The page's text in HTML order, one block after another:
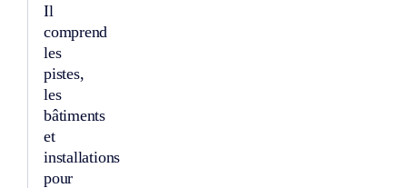
Il
comprend
les
pistes,
les
bâtiments
et
installations
pour